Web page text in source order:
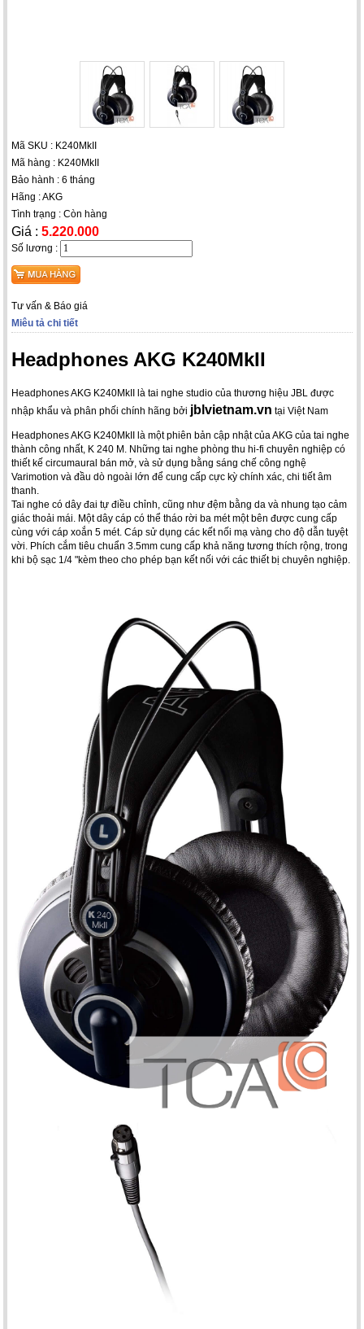
Mã SKU : K240MkII
Mã hàng : K240MkII
Bảo hành : 6 tháng
Hãng : AKG
Tình trạng : Còn hàng
Giá :5.220.000
Số lương :
Tư vấn & Báo giá
Miêu tả chi tiết
Headphones AKG K240MkII
Headphones AKG K240MkII là tai nghe studio của thương hiệu JBL được
nhập khẩu và phân phối chính hãng bởi jblvietnam.vn tại Việt Nam
Headphones AKG K240MkII là một phiên bản cập nhật của AKG của tai nghe
thành công nhất, K 240 M. Những tai nghe phòng thu hi-fi chuyên nghiệp có
thiết kế circumaural bán mở, và sử dụng bằng sáng chế công nghệ
Varimotion và đầu dò ngoài lớn để cung cấp cực kỳ chính xác, chi tiết âm
thanh.
Tai nghe có dây đai tự điều chỉnh, cũng như đệm bằng da và nhung tạo cảm
giác thoải mái. Một dây cáp có thể tháo rời ba mét một bên được cung cấp
cùng với cáp xoắn 5 mét. Cáp sử dụng các kết nối mạ vàng cho độ dẫn tuyệt
vời. Phích cắm tiêu chuẩn 3.5mm cung cấp khả năng tương thích rộng, trong
khi bộ sạc 1/4 "kèm theo cho phép bạn kết nối với các thiết bị chuyên nghiệp.